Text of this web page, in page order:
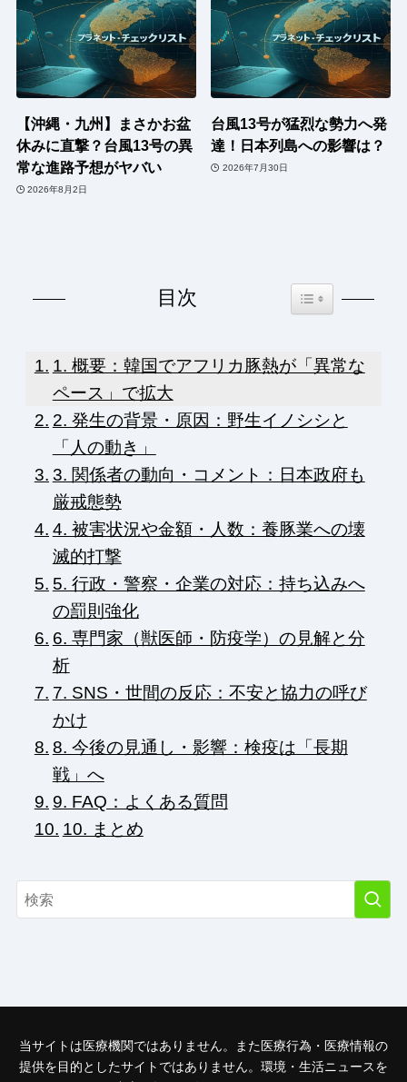
【沖縄・九州】まさかお盆
休みに直撃？台風13号の異
常な進路予想がヤバい
2026年8月2日
台風13号が猛烈な勢力へ発
達！日本列島への影響は？
2026年7月30日
目次 Toggle Table of
1. 概要：韓国でアフリカ豚熱が「異常な
ペース」で拡大
2. 発生の背景・原因：野生イノシシと
「人の動き」
3. 関係者の動向・コメント：日本政府も
厳戒態勢
4. 被害状況や金額・人数：養豚業への壊
滅的打撃
5. 行政・警察・企業の対応：持ち込みへ
の罰則強化
6. 専門家（獣医師・防疫学）の見解と分
析
7. SNS・世間の反応：不安と協力の呼び
かけ
8. 今後の見通し・影響：検疫は「長期
戦」へ
9. FAQ：よくある質問
10. まとめ
当サイトは医療機関ではありません。また医療行為・医療情報の
提供を目的としたサイトではありません。環境・生活ニュースを